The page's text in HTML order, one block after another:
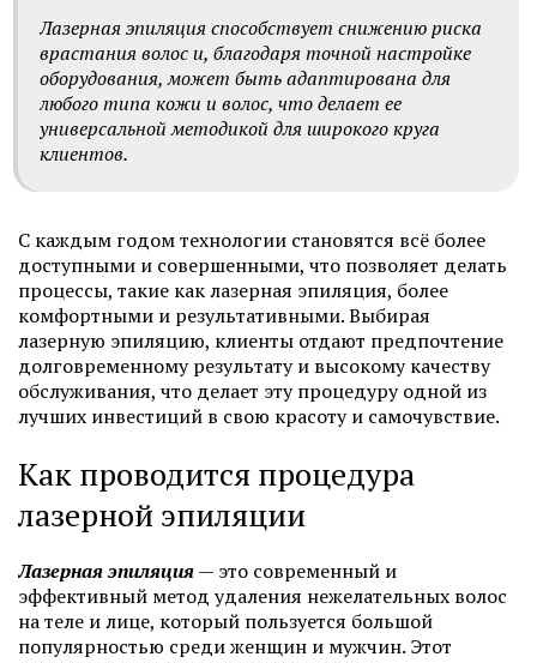
Лазерная эпиляция способствует снижению риска
врастания волос и, благодаря точной настройке
оборудования, может быть адаптирована для
любого типа кожи и волос, что делает ее
универсальной методикой для широкого круга
клиентов.
С каждым годом технологии становятся всё более
доступными и совершенными, что позволяет делать
процессы, такие как лазерная эпиляция, более
комфортными и результативными. Выбирая
лазерную эпиляцию, клиенты отдают предпочтение
долговременному результату и высокому качеству
обслуживания, что делает эту процедуру одной из
лучших инвестиций в свою красоту и самочувствие.
Как проводится процедура
лазерной эпиляции
Лазерная эпиляция— это современный и
эффективный метод удаления нежелательных волос
на теле и лице, который пользуется большой
популярностью среди женщин и мужчин. Этот